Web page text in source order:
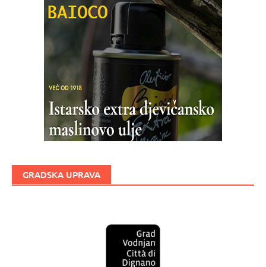
GRADSKA UPRAVA